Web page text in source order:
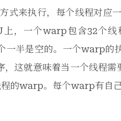
式来执行，每个线程对应
，一个warp包含32个线
一半是空的。一个warp的
这就意味着当一个线程需
的warp。每个warp有自